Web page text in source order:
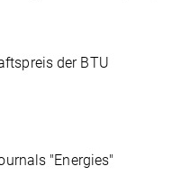
der BTU
"Energies"